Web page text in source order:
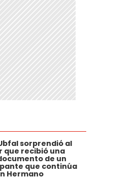
sorprendió al
que recibió una
de un
que continúa
Hermano